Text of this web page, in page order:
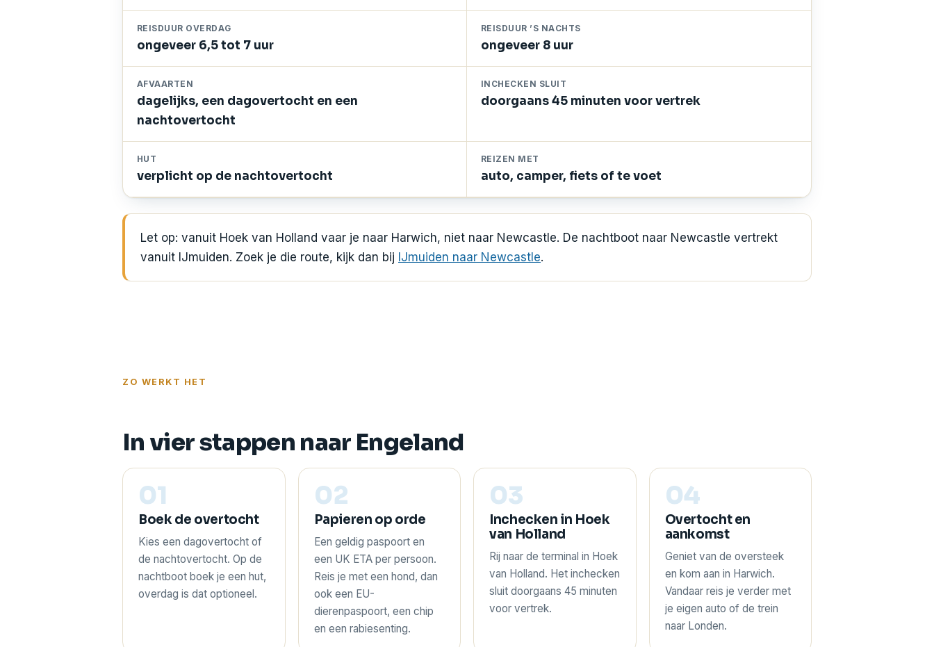
REISDUUR OVERDAG
ongeveer 6,5 tot 7 uur
REISDUUR ’S NACHTS
ongeveer 8 uur
AFVAARTEN
dagelijks, een dagovertocht en een
nachtovertocht
INCHECKEN SLUIT
doorgaans 45 minuten voor vertrek
HUT
verplicht op de nachtovertocht
REIZEN MET
auto, camper, fiets of te voet
Let op: vanuit Hoek van Holland vaar je naar Harwich, niet naar Newcastle. De nachtboot naar Newcastle vertrekt
vanuit IJmuiden. Zoek je die route, kijk dan bij IJmuiden naar Newcastle.
ZO WERKT HET
In vier stappen naar Engeland
01
Boek de overtocht
Kies een dagovertocht of
de nachtovertocht. Op de
nachtboot boek je een hut,
overdag is dat optioneel.
02
Papieren op orde
Een geldig paspoort en
een UK ETA per persoon.
Reis je met een hond, dan
ook een EU-
dierenpaspoort, een chip
en een rabiesenting.
03
Inchecken in Hoek
van Holland
Rij naar de terminal in Hoek
van Holland. Het inchecken
sluit doorgaans 45 minuten
voor vertrek.
04
Overtocht en
aankomst
Geniet van de oversteek
en kom aan in Harwich.
Vandaar reis je verder met
je eigen auto of de trein
naar Londen.